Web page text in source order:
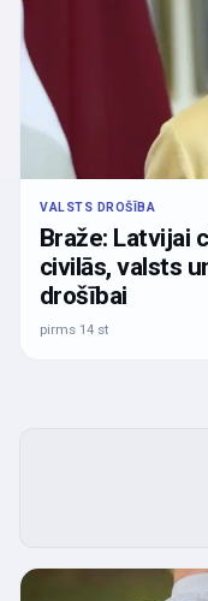
VALSTS DROŠĪBA
Braže: Latvijai
civilās, valsts
drošībai
pirms 14 st